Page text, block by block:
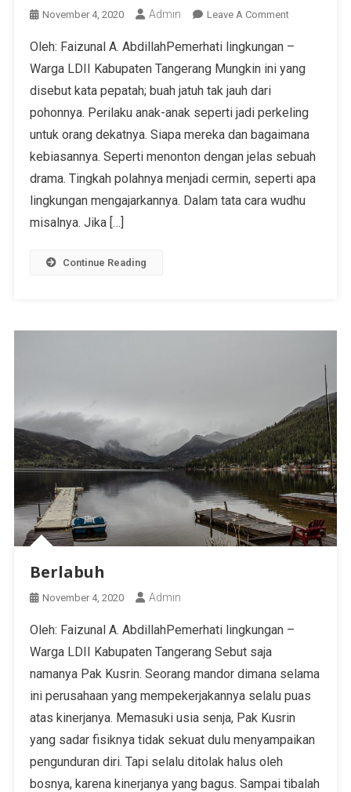
November 4, 2020 Admin Leave A Comment
Oleh: Faizunal A. AbdillahPemerhati lingkungan –
Warga LDII Kabupaten Tangerang Mungkin ini yang
disebut kata pepatah; buah jatuh tak jauh dari
pohonnya. Perilaku anak-anak seperti jadi perkeling
untuk orang dekatnya. Siapa mereka dan bagaimana
kebiasannya. Seperti menonton dengan jelas sebuah
drama. Tingkah polahnya menjadi cermin, seperti apa
lingkungan mengajarkannya. Dalam tata cara wudhu
misalnya. Jika […]
Continue Reading
Berlabuh
November 4, 2020 Admin
Oleh: Faizunal A. AbdillahPemerhati lingkungan –
Warga LDII Kabupaten Tangerang Sebut saja
namanya Pak Kusrin. Seorang mandor dimana selama
ini perusahaan yang mempekerjakannya selalu puas
atas kinerjanya. Memasuki usia senja, Pak Kusrin
yang sadar fisiknya tidak sekuat dulu menyampaikan
pengunduran diri. Tapi selalu ditolak halus oleh
bosnya, karena kinerjanya yang bagus. Sampai tibalah